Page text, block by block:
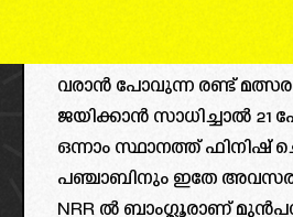
വരാൻ പോവുന്ന രണ്ട്
ജയിക്കാൻ സാധിച്ചാൽ 21
ഒന്നാം സ്ഥാനത്ത് ഫിനിഷ്
പഞ്ചാബിനും ഇതേ
NRR ൽ ബാംഗ്ലൂരാണ്